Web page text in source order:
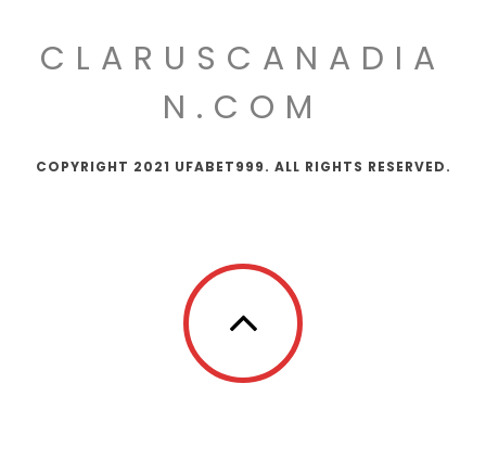
CLARUSCANADIA
N.COM
COPYRIGHT 2021 UFABET999. ALL RIGHTS RESERVED.